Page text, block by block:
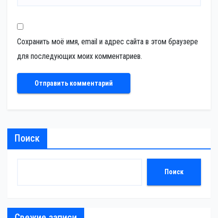
Сохранить моё имя, email и адрес сайта в этом браузере
для последующих моих комментариев.
Поиск
Поиск